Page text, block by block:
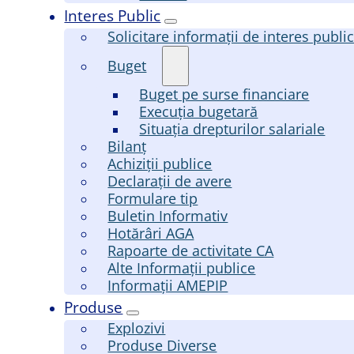
Interes Public
Solicitare informații de interes public
Buget
Buget pe surse financiare
Execuția bugetară
Situația drepturilor salariale
Bilanț
Achiziții publice
Declarații de avere
Formulare tip
Buletin Informativ
Hotărâri AGA
Rapoarte de activitate CA
Alte Informații publice
Informații AMEPIP
Produse
Explozivi
Produse Diverse